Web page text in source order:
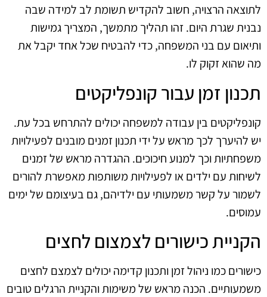
לתוצאה הרצויה, חשוב להקדיש תשומת לב למידה שבה
נבנית שגרת היום. זהו תהליך מתמשך, המצריך גמישות
ותיאום עם בני המשפחה, כדי להבטיח שכל אחד יקבל את
מה שהוא זקוק לו.
תכנון זמן עבור קונפליקטים
קונפליקטים בין עבודה למשפחה יכולים להתרחש בכל עת.
יש להיערך לכך מראש על ידי תכנון זמנים מובנים לפעילויות
משפחתיות וכך למנוע חיכוכים. ההגדרה מראש של זמנים
לשיחות עם ילדים או לפעילויות משותפות מאפשרת להורים
לשמור על קשר משמעותי עם ילדיהם, גם בעיצומם של ימים
עמוסים.
הקניית כישורים לצמצום לחצים
כישורים כמו ניהול זמן ותכנון קדימה יכולים לצמצם לחצים
משמעותיים. הכנה מראש של משימות והקניית הרגלים טובים